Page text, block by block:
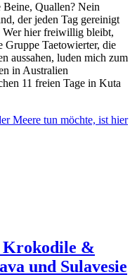
Beine, Quallen? Nein
der jeden Tag gereinigt
hier freiwillig bleibt,
Gruppe Taetowierter, die
aussahen, luden mich zum
in Australien
11 freien Tage in Kuta
Meere tun möchte, ist hier
Krokodile &
und Sulavesie